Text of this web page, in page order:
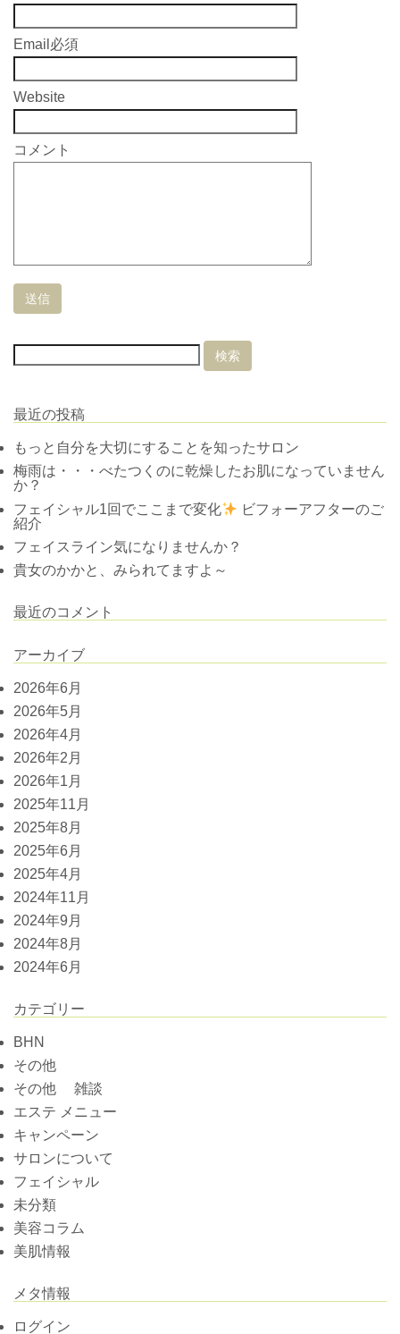
Email 必須
Website
コメント
最近の投稿
もっと自分を大切にすることを知ったサロン
梅雨は・・・べたつくのに乾燥したお肌になっていません
か？
フェイシャル1回でここまで変化
ビフォーアフターのご
紹介
フェイスライン気になりませんか？
貴女のかかと、みられてますよ～
最近のコメント
アーカイブ
2026年6月
2026年5月
2026年4月
2026年2月
2026年1月
2025年11月
2025年8月
2025年6月
2025年4月
2024年11月
2024年9月
2024年8月
2024年6月
カテゴリー
BHN
その他
その他 雑談
エステ メニュー
キャンペーン
サロンについて
フェイシャル
未分類
美容コラム
美肌情報
メタ情報
ログイン